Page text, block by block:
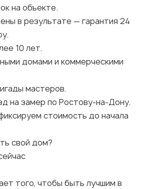
на объекте.
в результате — гарантия 24
10 лет.
домами и коммерческими
мастеров.
на замер по Ростову-на-Дону.
стоимость до начала
свой дом?
того, чтобы быть лучшим в